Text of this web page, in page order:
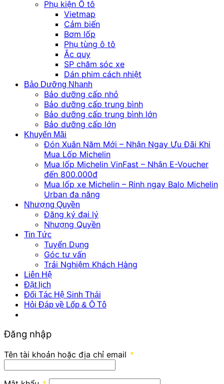
Phụ kiện Ô tô
Vietmap
Cảm biến
Bơm lốp
Phụ tùng ô tô
Ắc quy
SP chăm sóc xe
Dán phim cách nhiệt
Bảo Dưỡng Nhanh
Bảo dưỡng cấp nhỏ
Bảo dưỡng cấp trung bình
Bảo dưỡng cấp trung bình lớn
Bảo dưỡng cấp lớn
Khuyến Mãi
Đón Xuân Năm Mới – Nhận Ngay Ưu Đãi Khi
Mua Lốp Michelin
Mua lốp Michelin VinFast – Nhận E-Voucher
đến 800.000đ
Mua lốp xe Michelin – Rinh ngay Balo Michelin
Urban đa năng
Nhượng Quyền
Đăng ký đại lý
Nhượng Quyền
Tin Tức
Tuyển Dụng
Góc tư vấn
Trải Nghiệm Khách Hàng
Liên Hệ
Đặt lịch
Đối Tác Hệ Sinh Thái
Hỏi Đáp về Lốp & Ô Tô
Đăng nhập
Tên tài khoản hoặc địa chỉ email *